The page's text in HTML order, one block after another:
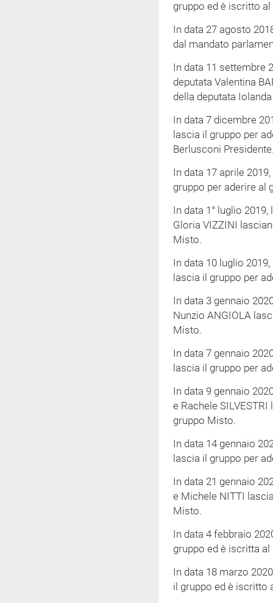
gruppo ed è iscritto
In data 27 agosto
dal mandato
In data 11 settembre
deputata Valentina
della deputata
In data 7 dicembre
lascia il gruppo per
Berlusconi
In data 17 aprile
gruppo per aderire al
In data 1° luglio
Gloria VIZZINI
Misto.
In data 10 luglio
lascia il gruppo per
In data 3 gennaio
Nunzio ANGIOLA
Misto.
In data 7 gennaio
lascia il gruppo per
In data 9 gennaio
e Rachele
gruppo Misto.
In data 14 gennaio
lascia il gruppo per
In data 21 gennaio
e Michele NITTI
Misto.
In data 4 febbraio
gruppo ed è iscritta
In data 18 marzo
il gruppo ed è iscritto